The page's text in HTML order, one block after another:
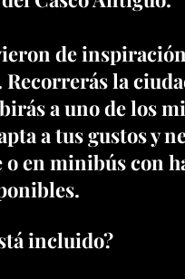
de
la
a uno de los
a tus gustos y
en minibús con
incluido?